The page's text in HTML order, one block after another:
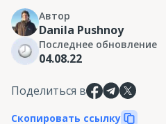
Автор
Danila Pushnoy
Последнее обновление
04.08.22
Поделиться в
Скопировать ссылку